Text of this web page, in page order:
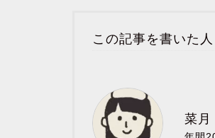
この記事を書いた人
菜月